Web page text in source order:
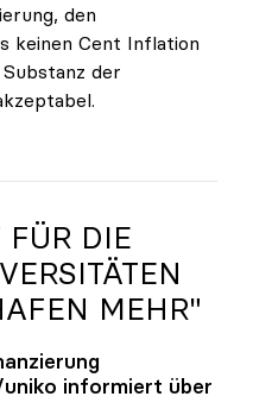
den
keinen Cent Inflation
der
demonstrieren lohnt
FÜR DIE
MEHR"
uniko informiert über